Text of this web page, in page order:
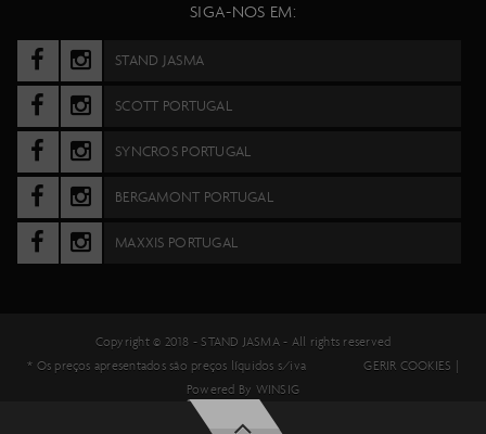
SIGA-NOS EM:
STAND JASMA
SCOTT PORTUGAL
SYNCROS PORTUGAL
BERGAMONT PORTUGAL
MAXXIS PORTUGAL
Copyright © 2018 -STAND JASMA- All rights reserved
* Os preços apresentados são preços líquidos s/iva
GERIR COOKIES
Powered By WINSIG